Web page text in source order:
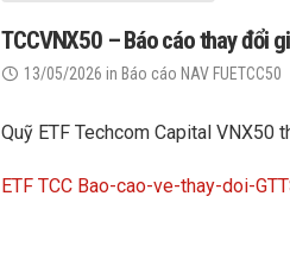
TCCVNX50 – Báo cáo thay đổi
13/05/2026 in Báo cáo NAV FUETCC50
Quỹ ETF Techcom Capital
ETF TCC Bao-cao-ve-thay-doi-